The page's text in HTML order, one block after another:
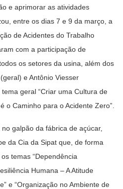
e aprimorar as atividades
entre os dias 7 e 9 da março, a
de Acidentes do Trabalho
com a participação de
os setores da usina, além dos
e Antônio Viesser
geral “Criar uma Cultura de
o Caminho para o Acidente Zero”.
galpão da fábrica de açúcar,
da Cia da Sipat que, de forma
temas “Dependência
Humana – A Atitude
e “Organização no Ambiente de